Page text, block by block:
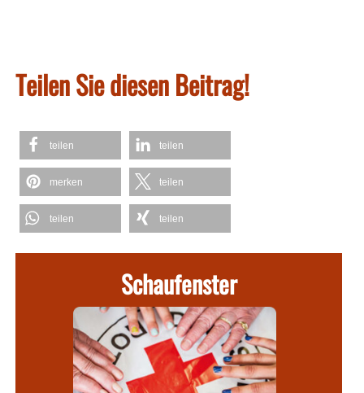
Teilen Sie diesen Beitrag!
teilen teilen
merken teilen
teilen teilen
Schaufenster